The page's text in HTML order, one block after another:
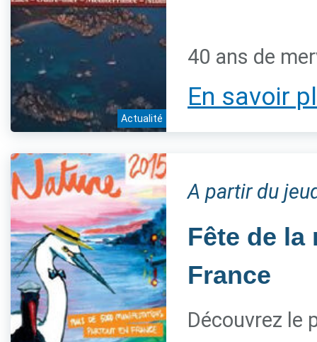
Actualité
40 ans de
En savoir
A partir du
Fête de la
France
Découvrez le